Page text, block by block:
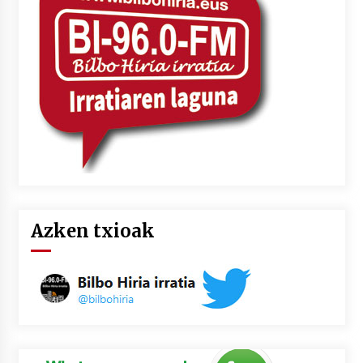
Azken txioak